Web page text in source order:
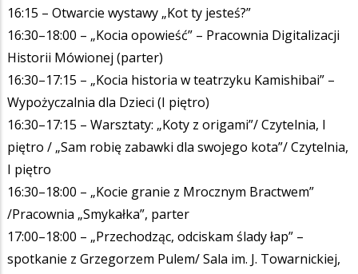
16:15 – Otwarcie wystawy „Kot ty jesteś?”
16:30–18:00 – „Kocia opowieść” – Pracownia Digitalizacji
Historii Mówionej (parter)
16:30–17:15 – „Kocia historia w teatrzyku Kamishibai” –
Wypożyczalnia dla Dzieci (I piętro)
16:30–17:15 – Warsztaty: „Koty z origami”/ Czytelnia, I
piętro / „Sam robię zabawki dla swojego kota”/ Czytelnia,
I piętro
16:30–18:00 – „Kocie granie z Mrocznym Bractwem”
/Pracownia „Smykałka”, parter
17:00–18:00 – „Przechodząc, odciskam ślady łap” –
spotkanie z Grzegorzem Pulem/ Sala im. J. Towarnickiej,